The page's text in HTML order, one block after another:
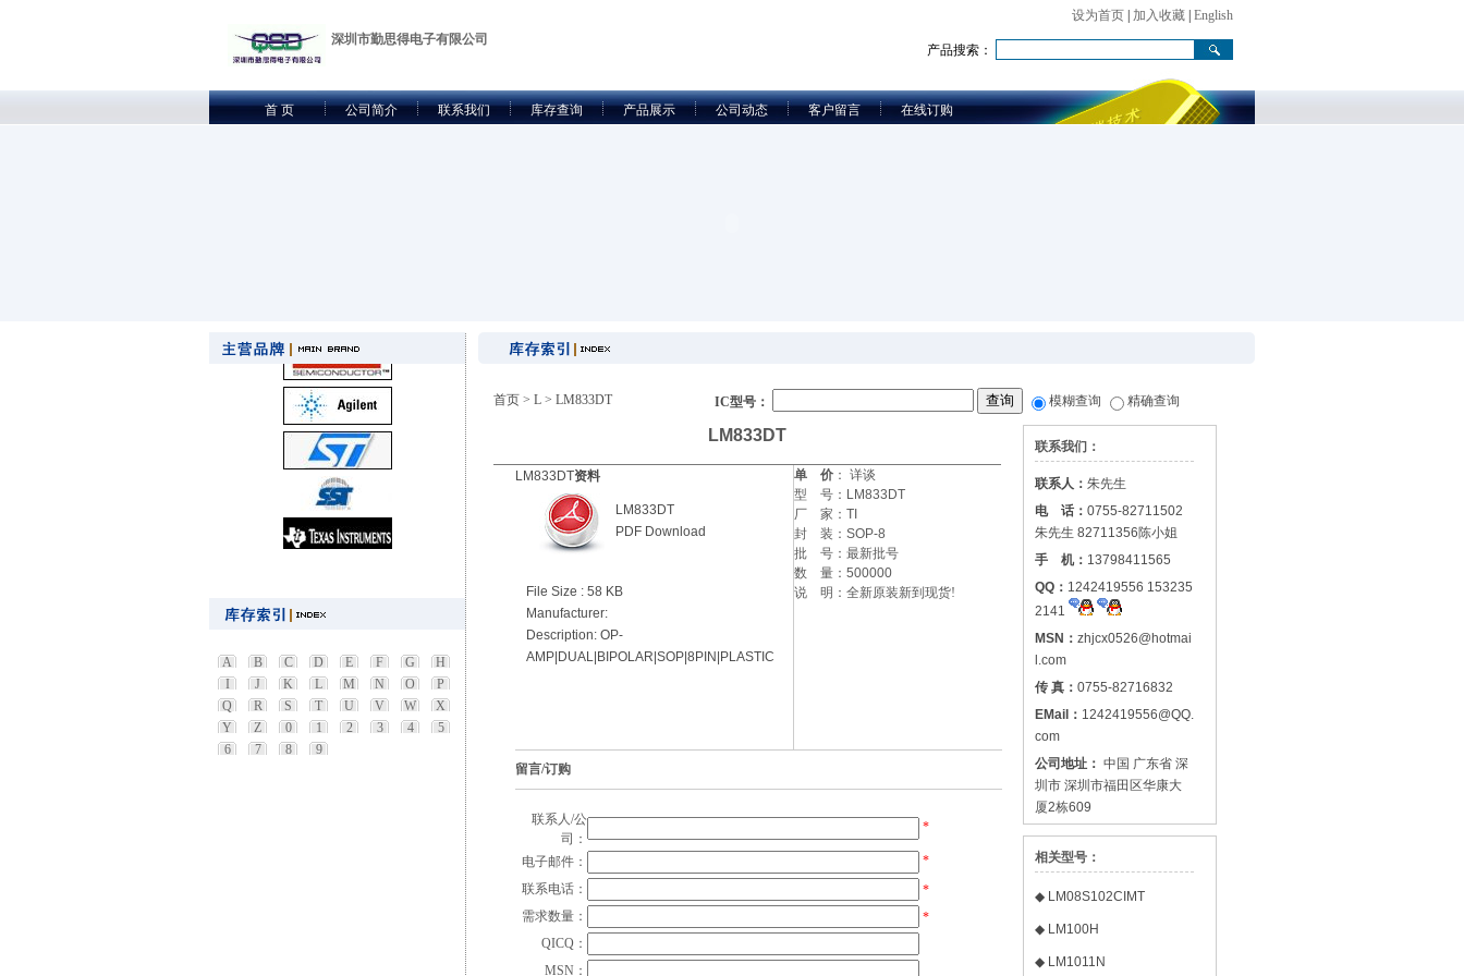
深圳市勤思得电子有限公司
设为首页 加入收藏 English
产品搜索：
首 页 公司简介 联系我们 库存查询 产品展示 公司动态 客户留言 在线订购
A B C D E F G
H
I
J K L M N O
P
Q
R S T U V W
X
Y
Z 0 1 2 3 4
5
6
7 8 9
首页 > L > LM833DT IC型号： 模糊查询 精确查询
LM833DT
LM833DT资料
LM833DT
PDF Download
File Size : 58 KB
Manufacturer:
Description: OP-
AMP|DUAL|BIPOLAR|SOP|8PIN|PLASTIC
单 价 ： 详谈
型 号： LM833DT
厂 家： TI
封 装： SOP-8
批 号： 最新批号
数 量： 500000
说 明：全新原装新到现货!
留言/订购
联系人/公
司：
*
电子邮件：
*
联系电话：
*
需求数量：
*
QICQ：
MSN：
联系我们：
联系人： 朱先生
电 话： 0755-82711502
朱先生 82711356陈小姐
手 机： 13798411565
QQ： 1242419556 153235
2141
MSN： zhjcx0526@hotmai
l.com
传 真： 0755-82716832
EMail： 1242419556@QQ.
com
公司地址： 中国 广东省 深
圳市 深圳市福田区华康大
厦2栋609
相关型号：
◆ LM08S102CIMT
◆ LM100H
◆ LM1011N